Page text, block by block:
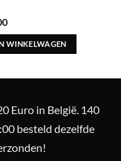
WINKELWAGEN
Euro in België. 140
besteld dezelfde